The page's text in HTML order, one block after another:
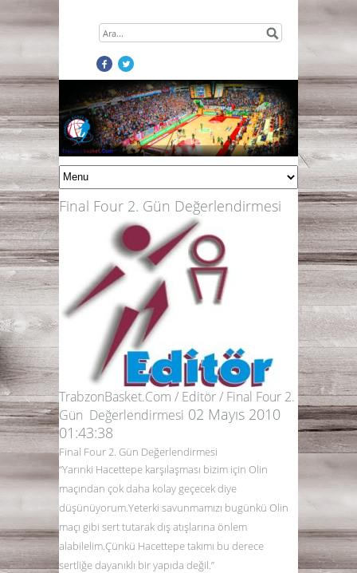
Final Four 2. Gün Değerlendirmesi
TrabzonBasket.Com / Editör / Final Four 2.
Gün Değerlendirmesi 02 Mayıs 2010
01:43:38
Final Four 2. Gün Değerlendirmesi
“Yarınki Hacettepe karşılaşması bizim için Olin
maçından çok daha kolay geçecek diye
düşünüyorum.Yeterki savunmamızı bugünkü Olin
maçı gibi sert tutarak dış atışlarına önlem
alabilelim.Çünkü Hacettepe takımı bu derece
sertliğe dayanıklı bir yapıda değil.”